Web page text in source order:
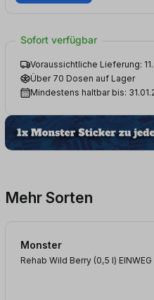
Sofort verfügbar
Voraussichtliche Lieferung:
Über 70 Dosen auf Lager
Mindestens haltbar bis:
Mehr Sorten
Monster
Rehab Wild Berry (0,5 l) EINWEG